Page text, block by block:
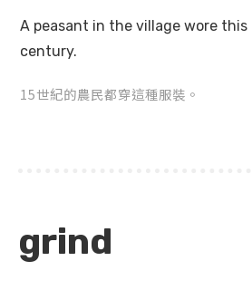
A peasant in the village wore this
century.
15世紀的農民都穿這種服裝。
grind